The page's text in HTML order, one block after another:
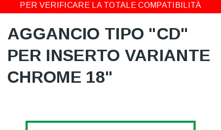
PER VERIFICARE LA TOTALE COMPATIBILITÀ
AGGANCIO TIPO "CD"
PER INSERTO VARIANTE
CHROME 18"